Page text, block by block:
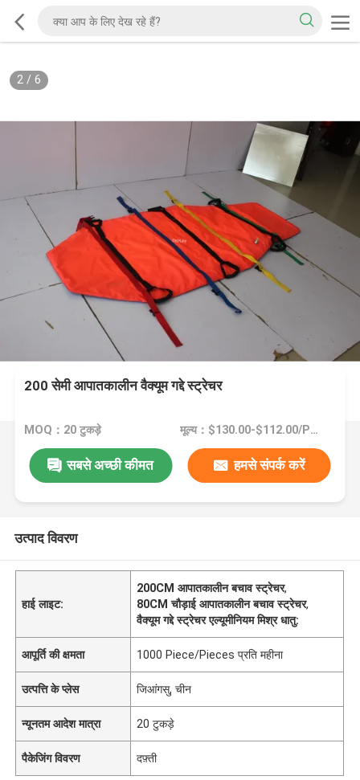
2/ 6
200 सेमी आपातकालीन वैक्यूम गद्दे स्ट्रेचर
MOQ：20 टुकड़े मूल्य：$130.00-$112.00/Pieces >=20 Pieces
सबसे अच्छी कीमत हमसे संपर्क करें
उत्पाद विवरण
हाई लाइट:
200CM आपातकालीन बचाव स्ट्रेचर,
80CM चौड़ाई आपातकालीन बचाव स्ट्रेचर,
वैक्यूम गद्दे स्ट्रेचर एल्यूमीनियम मिश्र धातु:
आपूर्ति की क्षमता 1000 Piece/Pieces प्रति महीना
उत्पत्ति के प्लेस जिआंगसु, चीन
न्यूनतम आदेश मात्रा 20 टुकड़े
पैकेजिंग विवरण दफ़्ती